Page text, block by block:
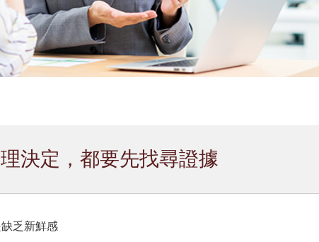
決定，都要先找尋證據
乏新鮮感